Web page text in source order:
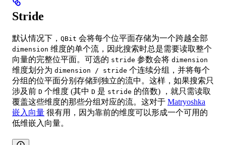
Stride
默认情况下， QBit 会将每个位平面存储为一个跨越全部
dimension 维度的单个流，因此搜索时总是需要读取整个
向量的完整位平面。可选的 stride 参数会将 dimension
维度划分为 dimension / stride 个连续分组，并将每个
分组的位平面分别存储到独立的流中。这样，如果搜索只
涉及前 D 个维度 (其中 D 是 stride 的倍数) ，就只需读取
覆盖这些维度的那些分组对应的流。这对于 Matryoshka
嵌入向量 很有用，因为靠前的维度可以形成一个可用的
低维嵌入向量。